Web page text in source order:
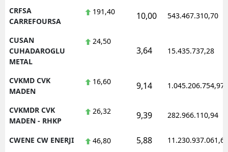
CRFSA
CARREFOURSA
191,40 10,00 543.467.310,70
CUSAN
CUHADAROGLU
METAL
24,50
3,64 15.435.737,28
CVKMD CVK
MADEN
16,60 9,14 1.045.206.754,97
CVKMDR CVK
MADEN - RHKP
26,32 9,39 282.966.110,94
CWENE CW ENERJI 46,80 5,88 11.230.937.061,62